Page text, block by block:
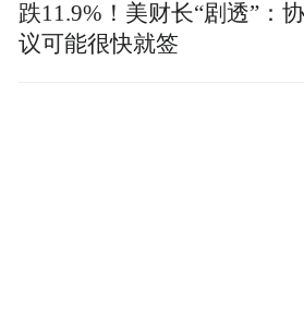
跌11.9%！美财长“剧透”：协
议可能很快就签